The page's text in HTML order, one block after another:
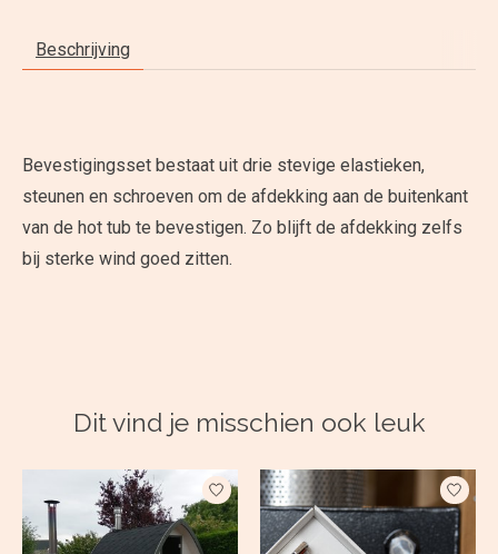
Beschrijving
Bevestigingsset bestaat uit drie stevige elastieken,
steunen en schroeven om de afdekking aan de buitenkant
van de hot tub te bevestigen. Zo blijft de afdekking zelfs
bij sterke wind goed zitten.
Dit vind je misschien ook leuk
Items van productcarrousel